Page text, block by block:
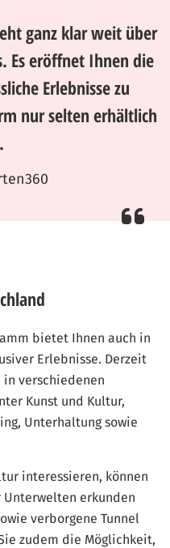
ganz klar weit über
Es eröffnet Ihnen die
Erlebnisse zu
nur selten erhältlich
bietet Ihnen auch in
Erlebnisse. Derzeit
in verschiedenen
Kunst und Kultur,
Unterhaltung sowie
interessieren, können
erkunden
verborgene Tunnel
zudem die Möglichkeit,